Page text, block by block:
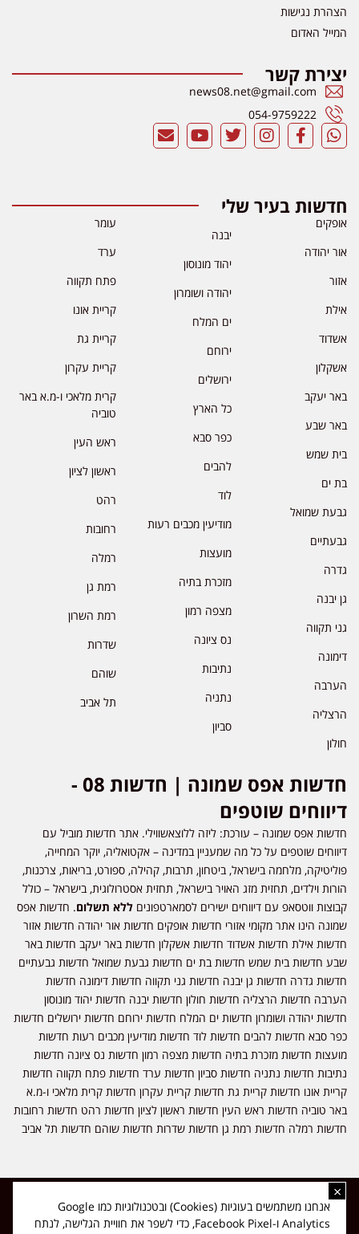
הצהרת נגישות
המייל האדום
יצירת קשר
news08.net@gmail.com
054-9759222
חדשות בעיר שלי
אופקים
אור יהודה
אזור
אילת
אשדוד
אשקלון
באר יעקב
באר שבע
בית שמש
בת ים
גבעת שמואל
גבעתיים
גדרה
גן יבנה
גני תקווה
דימונה
הערבה
הרצליה
חולון
יבנה
יהוד מונוסון
יהודה ושומרון
ים המלח
ירוחם
ירושלים
כל הארץ
כפר סבא
להבים
לוד
מודיעין מכבים רעות
מועצות
מזכרת בתיה
מצפה רמון
נס ציונה
נתיבות
נתניה
סביון
עומר
ערד
פתח תקווה
קריית אונו
קריית גת
קריית עקרון
קרית מלאכי ו-מ.א באר
טוביה
ראש העין
ראשון לציון
רהט
רחובות
רמלה
רמת גן
רמת השרון
שדרות
שוהם
תל אביב
חדשות אפס שמונה | חדשות 08 -
דיווחים שוטפים
חדשות אפס שמונה – עורכת: ליזה ללוצאשווילי. אתר חדשות מוביל עם
דיווחים שוטפים על כל מה שמעניין במדינה – אקטואליה, יוקר המחייה,
פוליטיקה, מלחמה בישראל, ביטחון, תרבות, קהילה, ספורט, בריאות, צרכנות,
הורות וילדים, תחזית מזג האויר בישראל, תחזית אסטרולוגית, בישראל – כולל
קבוצות ווטסאפ עם דיווחים ישירים לסמארטפונים ללא תשלום. חדשות אפס
שמונה הינו אתר מקומי אזורי חדשות אופקים חדשות אור יהודה חדשות אזור
חדשות אילת חדשות אשדוד חדשות אשקלון חדשות באר יעקב חדשות באר
שבע חדשות בית שמש חדשות בת ים חדשות גבעת שמואל חדשות גבעתיים
חדשות גדרה חדשות גן יבנה חדשות גני תקווה חדשות דימונה חדשות
הערבה חדשות הרצליה חדשות חולון חדשות יבנה חדשות יהוד מונוסון
חדשות יהודה ושומרון חדשות ים המלח חדשות ירוחם חדשות ירושלים חדשות
כפר סבא חדשות להבים חדשות לוד חדשות מודיעין מכבים רעות חדשות
מועצות חדשות מזכרת בתיה חדשות מצפה רמון חדשות נס ציונה חדשות
נתיבות חדשות נתניה חדשות סביון חדשות ערד חדשות פתח תקווה חדשות
קריית אונו חדשות קריית גת חדשות קריית עקרון חדשות קרית מלאכי ו-מ.א
באר טוביה חדשות ראש העין חדשות ראשון לציון חדשות רהט חדשות רחובות
חדשות רמלה חדשות רמת גן חדשות שדרות חדשות שוהם חדשות תל אביב
כל הזכויות שמורות ל-ליזה ללוצאשווילי - חדשות אפס שמונה - דיווחים בזמן
אמת, נוסד בשנת 2019 | טל' לפרסומים 054-9759222 מייל מערכת
news08.net@gmail.com
×
אנחנו משתמשים בעוגיות (Cookies) ובטכנולוגיות כמו Google
Analytics ו-Facebook Pixel, כדי לשפר את חוויית הגלישה, לנתח